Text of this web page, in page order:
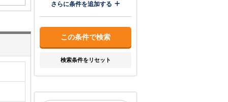
さらに条件を追加する
検索条件をリセット